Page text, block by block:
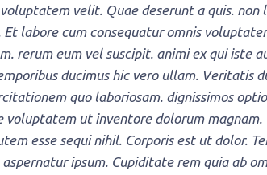
velit. Quae deserunt a quis. non
Et labore cum consequatur omnis
rerum eum vel suscipit. animi ex qui iste
ducimus hic vero ullam. Veritatis
quo laboriosam. dignissimos
voluptatem ut inventore dolorum magnam.
esse sequi nihil. Corporis est ut dolor.
ipsum. Cupiditate rem quia ab